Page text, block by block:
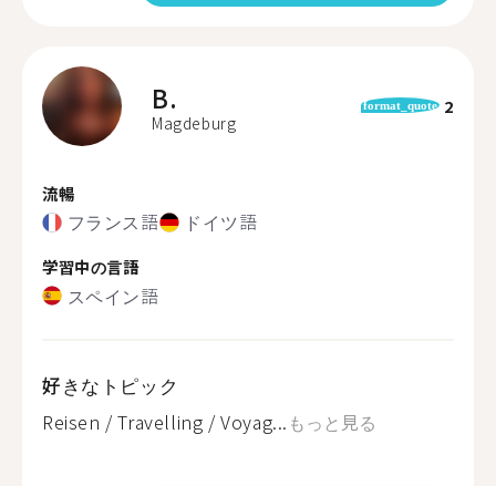
B.
Magdeburg
format_quote 2
流暢
フランス語 ドイツ語
学習中の言語
スペイン語
好きなトピック
Reisen / Travelling / Voyag... もっと見る